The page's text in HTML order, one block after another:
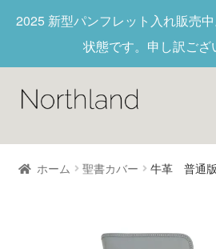
2025 新型パンフレット入れ販売
状態です。申し訳ござ
Home
ホーム 聖書カバー 牛革 普通